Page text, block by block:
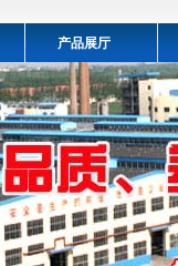
产品展厅